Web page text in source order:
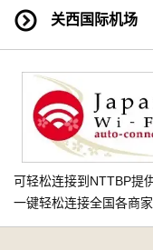
关西国际机场
可轻松连接到NTTBP提
一键轻松连接全国各商